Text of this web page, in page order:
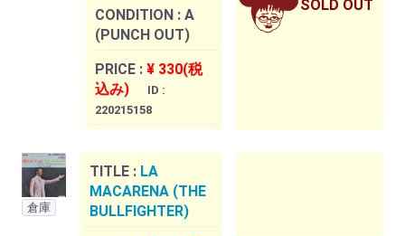
CONDITION : A
(PUNCH OUT)
PRICE : ¥ 330(税
込み)
ID :
220215158
SOLD OUT
倉庫
TITLE : LA
MACARENA (THE
BULLFIGHTER)